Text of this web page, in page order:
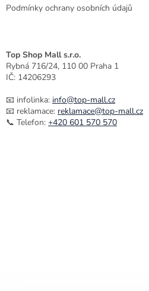
Podmínky ochrany osobních údajů
Top Shop Mall s.r.o.
Rybná 716/24, 110 00 Praha 1
IČ: 14206293
📧 infolinka: info@top-mall.cz
📧 reklamace: reklamace@top-mall.cz
📞 Telefon: +420 601 570 570